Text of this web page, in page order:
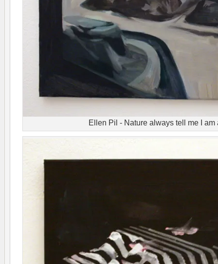
Ellen Pil - Nature always tell me I am